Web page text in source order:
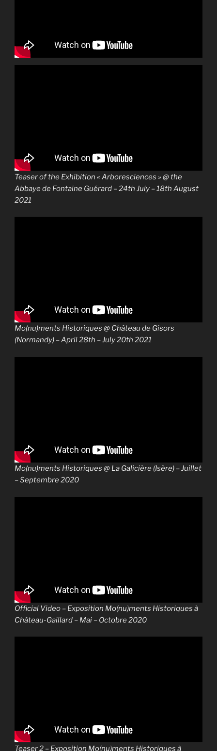
Teaser of the Exhibition « Arboresciences » @ the
Abbaye de Fontaine Guérard – 24th July – 18th August
2021
Mo(nu)ments Historiques @ Château de Gisors
(Normandy) – April 28th – July 20th 2021
Mo(nu)ments Historiques @ La Galicière (Isère) – Juillet
– Septembre 2020
Official Video – Exposition Mo(nu)ments Historiques à
Château-Gaillard – Mai – Octobre 2020
Teaser 2 – Exposition Mo(nu)ments Historiques à